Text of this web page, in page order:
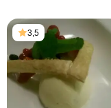
3,5